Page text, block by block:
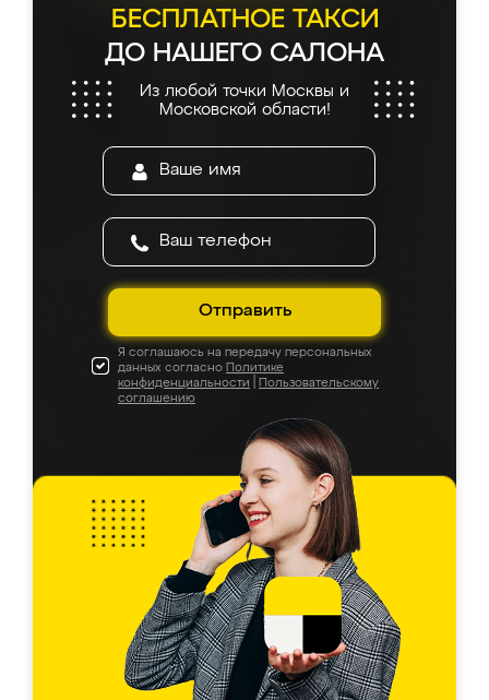
БЕСПЛАТНОЕ ТАКСИ
ДО НАШЕГО САЛОНА
Из любой точки Москвы и
Московской области!
Отправить
Я соглашаюсь на передачу персональных
данных согласно Политике
конфиденциальности
Пользовательскому
соглашению